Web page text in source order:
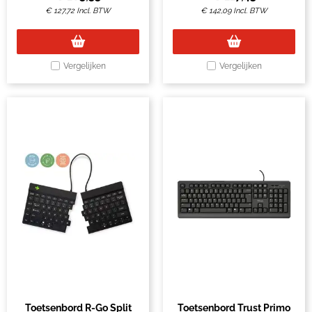
€127,72 Incl. BTW
Vergelijken
€142,09 Incl. BTW
Vergelijken
Toetsenbord R-Go Split
Toetsenbord Trust Primo